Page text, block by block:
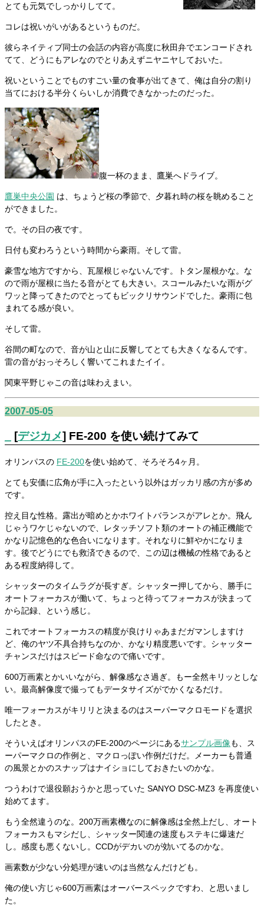
とても元気でしっかりしてて。
コレは祝いがいがあるというものだ。
彼らネイティブ同士の会話の内容が高度に秋田弁でエンコードされ
てて、どうにもアレなのでとりあえずニヤニヤしておいた。
祝いということでものすごい量の食事が出てきて、俺は自分の割り
当てにおける半分くらいしか消費できなかったのだった。
腹一杯のまま、鷹巣へドライブ。
鷹巣中央公園 は、ちょうど桜の季節で、夕暮れ時の桜を眺めること
ができました。
で。その日の夜です。
日付も変わろうという時間から豪雨。そして雷。
豪雪な地方ですから、瓦屋根じゃないんです。トタン屋根かな。な
ので雨が屋根に当たる音がとても大きい。スコールみたいな雨がグ
ワッと降ってきたのでとってもビックリサウンドでした。豪雨に包
まれてる感が良い。
そして雷。
谷間の町なので、音が山と山に反響してとても大きくなるんです。
雷の音がおっそろしく響いてこれまたイイ。
関東平野じゃこの音は味わえまい。
2007-05-05
[デジカメ] FE-200 を使い続けてみて
オリンパスの FE-200を使い始めて、そろそろ4ヶ月。
とても安価に広角が手に入ったという以外はガッカリ感の方が多め
です。
控え目な性格。露出が暗めとかホワイトバランスがアレとか。飛ん
じゃうワケじゃないので、レタッチソフト類のオートの補正機能で
かなり記憶色的な色合いになります。それなりに鮮やかになりま
す。後でどうにでも救済できるので、この辺は機械の性格であると
ある程度納得して。
シャッターのタイムラグが長すぎ。シャッター押してから、勝手に
オートフォーカスが働いて、ちょっと待ってフォーカスが決まって
から記録、という感じ。
これでオートフォーカスの精度が良けりゃあまだガマンしますけ
ど、俺のヤツ不具合持ちなのか、かなり精度悪いです。シャッター
チャンスだけはスピード命なので痛いです。
600万画素とかいいながら、解像感なさ過ぎ。もー全然キリッとしな
い。最高解像度で撮ってもデータサイズがでかくなるだけ。
唯一フォーカスがキリリと決まるのはスーパーマクロモードを選択
したとき。
そういえばオリンパスのFE-200のページにあるサンプル画像も、ス
ーパーマクロの作例と、マクロっぽい作例だけだ。メーカーも普通
の風景とかのスナップはナイショにしておきたいのかな。
つうわけで退役願おうかと思っていた SANYO DSC-MZ3 を再度使い
始めてます。
もう全然違うのな。200万画素機なのに解像感は全然上だし、オート
フォーカスもマシだし、シャッター関連の速度もステキに爆速だ
し。感度も悪くないし。CCDがデカいのが効いてるのかな。
画素数が少ない分処理が速いのは当然なんだけども。
俺の使い方じゃ600万画素はオーバースペックですわ、と思いまし
た。